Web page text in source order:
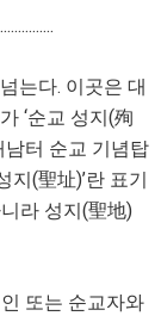
는다. 이곳은 대
‘순교 성지(殉
남터 순교 기념탑
지(聖址)’란 표기
라 성지(聖地)
또는 순교자와